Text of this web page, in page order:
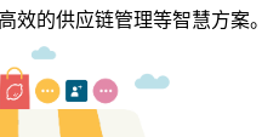
效的供应链管理等智慧方案。